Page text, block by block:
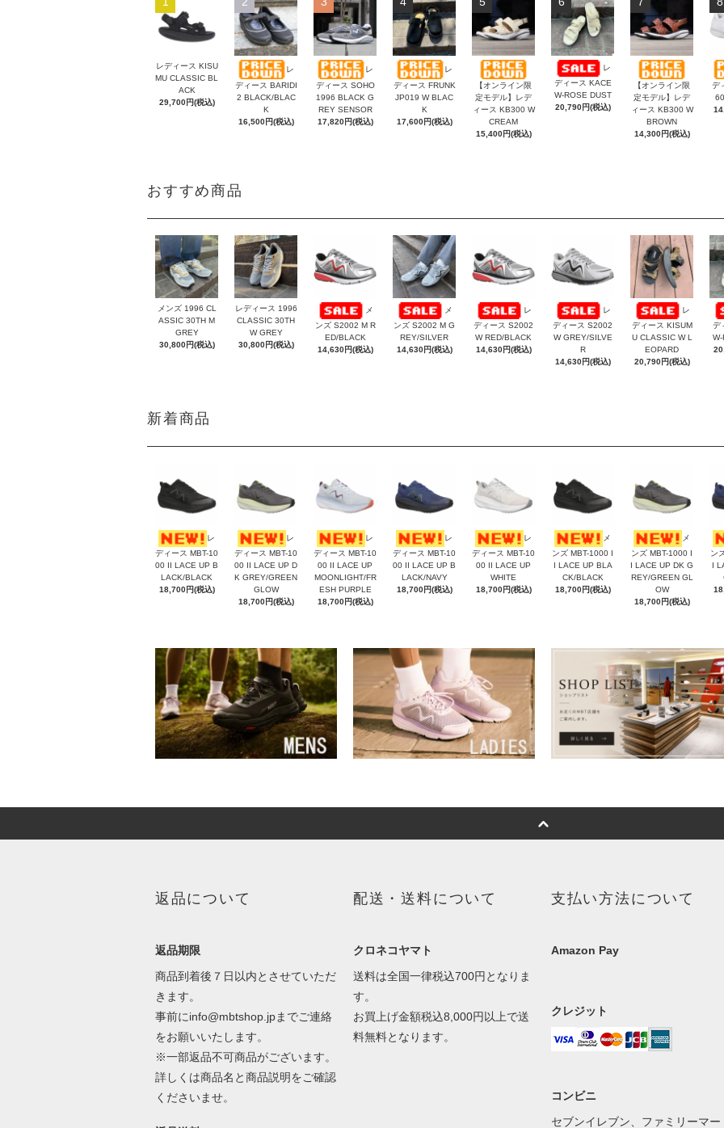
レディース KISU
MU CLASSIC BL
ACK
29,700円(税込)
レ
ディース BARIDI
2 BLACK/BLAC
K
16,500円(税込)
レ
ディース SOHO
1996 BLACK G
REY SENSOR
17,820円(税込)
レ
ディース FRUNK
JP019 W BLAC
K
17,600円(税込)
【オンライン限
定モデル】レデ
ィース KB300 W
CREAM
15,400円(税込)
レ
ディース KACE
W-ROSE DUST
20,790円(税込)
【オンライン限
定モデル】レデ
ィース KB300 W
BROWN
14,300円(税込)
デ
おすすめ商品
メンズ 1996 CL
ASSIC 30TH M
GREY
30,800円(税込)
レディース 1996
CLASSIC 30TH
W GREY
30,800円(税込)
メ
ンズ S2002 M R
ED/BLACK
14,630円(税込)
メ
ンズ S2002 M G
REY/SILVER
14,630円(税込)
レ
ディース S2002
W RED/BLACK
14,630円(税込)
レ
ディース S2002
W GREY/SILVE
R
14,630円(税込)
レ
ディース KISUM
U CLASSIC W L
EOPARD
20,790円(税込)
デ
新着商品
レ
ディース MBT-10
00 II LACE UP B
LACK/BLACK
18,700円(税込)
レ
ディース MBT-10
00 II LACE UP D
K GREY/GREEN
GLOW
18,700円(税込)
レ
ディース MBT-10
00 II LACE UP
MOONLIGHT/FR
ESH PURPLE
18,700円(税込)
レ
ディース MBT-10
00 II LACE UP B
LACK/NAVY
18,700円(税込)
レ
ディース MBT-10
00 II LACE UP
WHITE
18,700円(税込)
メ
ンズ MBT-1000 I
I LACE UP BLA
CK/BLACK
18,700円(税込)
メ
ンズ MBT-1000 I
I LACE UP DK G
REY/GREEN GL
OW
18,700円(税込)
ン
I
返品について
返品期限
商品到着後７日以内とさせていただ
きます。
事前にinfo@mbtshop.jpまでご連絡
をお願いいたします。
※一部返品不可商品がございます。
詳しくは商品名と商品説明をご確認
くださいませ。
配送・送料について
クロネコヤマト
送料は全国一律税込700円となりま
す。
お買上げ金額税込8,000円以上で送
料無料となります。
支払い方法について
Amazon Pay
クレジット
コンビニ
セブンイレブン、ファミリーマー